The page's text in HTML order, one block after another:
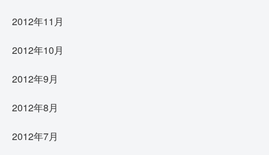
2012年11月
2012年10月
2012年9月
2012年8月
2012年7月